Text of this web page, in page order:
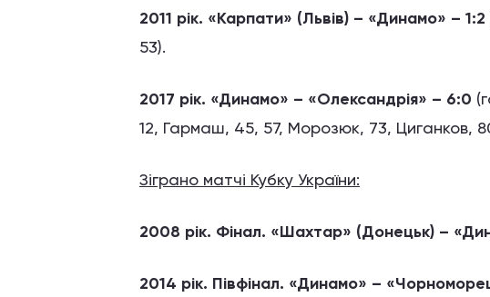
2011 рік. «Карпати» (Львів) – «Динамо» – 1:2
53).
2017 рік. «Динамо» – «Олександрія» – 6:0
12, Гармаш, 45, 57, Морозюк, 73, Циганков,
Зіграно матчі Кубку України:
2008 рік. Фінал. «Шахтар» (Донецьк) –
2014 рік. Півфінал. «Динамо» –